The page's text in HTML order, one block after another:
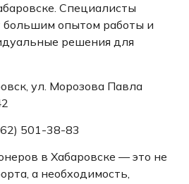
Специалисты
опытом работы и
решения для
ул. Морозова Павла
501-38-83
в Хабаровске — это не
а необходимость,